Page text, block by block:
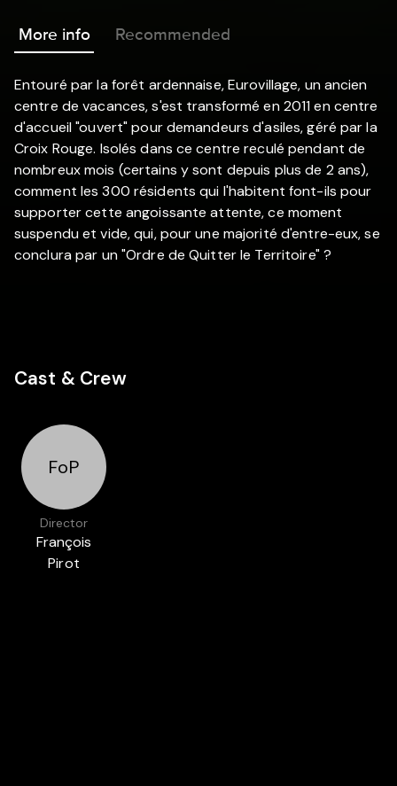
More info Recommended
Entouré par la forêt ardennaise, Eurovillage, un ancien
centre de vacances, s'est transformé en 2011 en centre
d'accueil "ouvert" pour demandeurs d'asiles, géré par la
Croix Rouge. Isolés dans ce centre reculé pendant de
nombreux mois (certains y sont depuis plus de 2 ans),
comment les 300 résidents qui l'habitent font-ils pour
supporter cette angoissante attente, ce moment
suspendu et vide, qui, pour une majorité d'entre-eux, se
conclura par un "Ordre de Quitter le Territoire" ?
Cast & Crew
FoP
Director
François
Pirot